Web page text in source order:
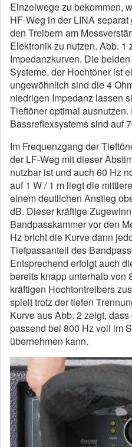
Einzelwege zu bekommen,
HF-Weg in der LINA
den Treibern am
Elektronik zu nutzen. Abb. 1
Impedanzkurven. Die
Systeme, der Hochtöner ist
ungewöhnlich sind die 4
niedrigen Impedanz lassen
Tieftöner optimal
Bassreflexsystems sind auf
Im Frequenzgang der
der LF-Weg mit dieser
nutzbar ist und auch 60 Hz
auf 1 W / 1 m liegt die
einem deutlichen Anstieg
dB. Dieser kräftige
Bandpasskammer vor den
Hz bricht die Kurve dann
Tiefpassanteil des
Entsprechend erfolgt auch
bereits knapp unterhalb von
kräftigen Hochtontreibers
spielt trotz der tiefen
Kurve aus Abb. 2 zeigt,
passend bei 800 Hz voll im
übernehmen kann.